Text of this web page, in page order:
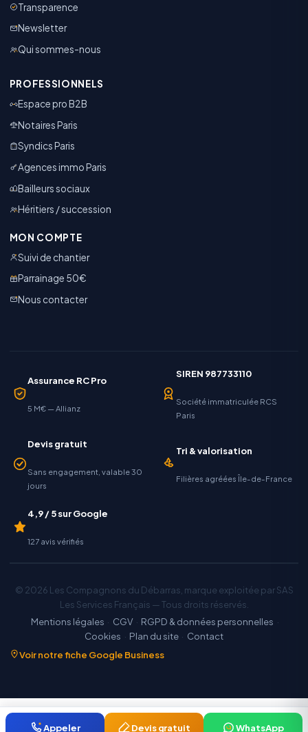
Appeler Devis gratuit WhatsApp
Transparence
Newsletter
Qui sommes-nous
PROFESSIONNELS
Espace pro B2B
Notaires Paris
Syndics Paris
Agences immo Paris
Bailleurs sociaux
Héritiers / succession
MON COMPTE
Suivi de chantier
Parrainage 50€
Nous contacter
Assurance RC Pro
5 M€ — Allianz
SIREN 987733110
Société immatriculée RCS
Paris
Devis gratuit
Sans engagement, valable 30
jours
Tri & valorisation
Filières agréées Île-de-France
4,9 / 5 sur Google
127 avis vérifiés
© 2026 Les Compagnons du Débarras, marque exploitée par SAS
Les Services Français — Tous droits réservés.
Mentions légales · CGV · RGPD & données personnelles ·
Cookies · Plan du site · Contact
Voir notre fiche Google Business